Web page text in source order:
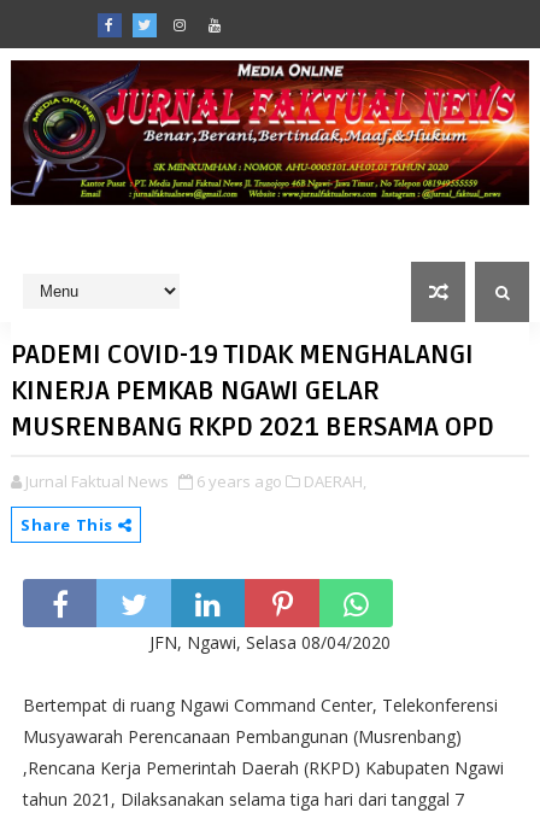
PADEMI COVID-19 TIDAK MENGHALANGI
KINERJA PEMKAB NGAWI GELAR
MUSRENBANG RKPD 2021 BERSAMA OPD
Jurnal Faktual News 6 years ago
DAERAH,
Share This
JFN, Ngawi, Selasa 08/04/2020
Bertempat di ruang Ngawi Command Center, Telekonferensi
Musyawarah Perencanaan Pembangunan (Musrenbang)
,Rencana Kerja Pemerintah Daerah (RKPD) Kabupaten Ngawi
tahun 2021, Dilaksanakan selama tiga hari dari tanggal 7